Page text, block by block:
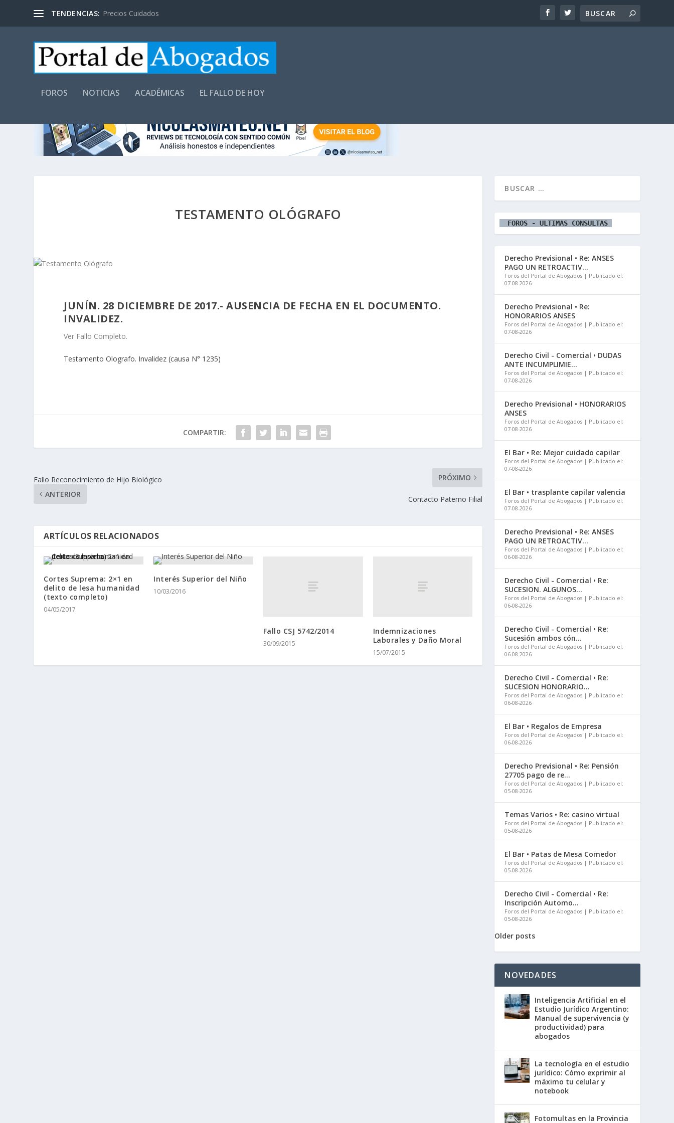
TENDENCIAS: Precios Cuidados
FOROS NOTICIAS ACADÉMICAS EL FALLO DE HOY
TESTAMENTO OLÓGRAFO
JUNÍN. 28 DICIEMBRE DE 2017.- AUSENCIA DE FECHA EN EL DOCUMENTO.
INVALIDEZ.
Ver Fallo Completo.
Testamento Olografo. Invalidez (causa N° 1235)
COMPARTIR:
Fallo Reconocimiento de Hijo Biológico
ANTERIOR
PRÓXIMO
Contacto Paterno Filial
ARTÍCULOS RELACIONADOS
Cortes Suprema: 2×1 en
delito de lesa humanidad
(texto completo)
04/05/2017
Interés Superior del Niño
10/03/2016
Fallo CSJ 5742/2014
30/09/2015
Indemnizaciones
Laborales y Daño Moral
15/07/2015
  FOROS - ULTIMAS CONSULTAS
Derecho Previsional • Re: ANSES
PAGO UN RETROACTIV...
Foros del Portal de Abogados
Publicado el:
07-08-2026
Derecho Previsional • Re:
HONORARIOS ANSES
Foros del Portal de Abogados
Publicado el:
07-08-2026
Derecho Civil - Comercial • DUDAS
ANTE INCUMPLIMIE...
Foros del Portal de Abogados
Publicado el:
07-08-2026
Derecho Previsional • HONORARIOS
ANSES
Foros del Portal de Abogados
Publicado el:
07-08-2026
El Bar • Re: Mejor cuidado capilar
Foros del Portal de Abogados
Publicado el:
07-08-2026
El Bar • trasplante capilar valencia
Foros del Portal de Abogados
Publicado el:
07-08-2026
Derecho Previsional • Re: ANSES
PAGO UN RETROACTIV...
Foros del Portal de Abogados
Publicado el:
06-08-2026
Derecho Civil - Comercial • Re:
SUCESION. ALGUNOS...
Foros del Portal de Abogados
Publicado el:
06-08-2026
Derecho Civil - Comercial • Re:
Sucesión ambos cón...
Foros del Portal de Abogados
Publicado el:
06-08-2026
Derecho Civil - Comercial • Re:
SUCESION HONORARIO...
Foros del Portal de Abogados
Publicado el:
06-08-2026
El Bar • Regalos de Empresa
Foros del Portal de Abogados
Publicado el:
06-08-2026
Derecho Previsional • Re: Pensión
27705 pago de re...
Foros del Portal de Abogados
Publicado el:
05-08-2026
Temas Varios • Re: casino virtual
Foros del Portal de Abogados
Publicado el:
05-08-2026
El Bar • Patas de Mesa Comedor
Foros del Portal de Abogados
Publicado el:
05-08-2026
Derecho Civil - Comercial • Re:
Inscripción Automo...
Foros del Portal de Abogados
Publicado el:
05-08-2026
Older posts
NOVEDADES
Inteligencia Artificial en el
Estudio Jurídico Argentino:
Manual de supervivencia (y
productividad) para
abogados
La tecnología en el estudio
jurídico: Cómo exprimir al
máximo tu celular y
notebook
Fotomultas en la Provincia